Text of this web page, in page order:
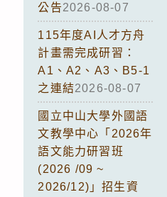
公告2026-08-07
115年度AI人才方舟
計畫需完成研習：
A1、A2、A3、B5-1
之連結2026-08-07
國立中山大學外國語
文教學中心「2026年
語文能力研習班
(2026 /09 ~
2026/12)」招生資